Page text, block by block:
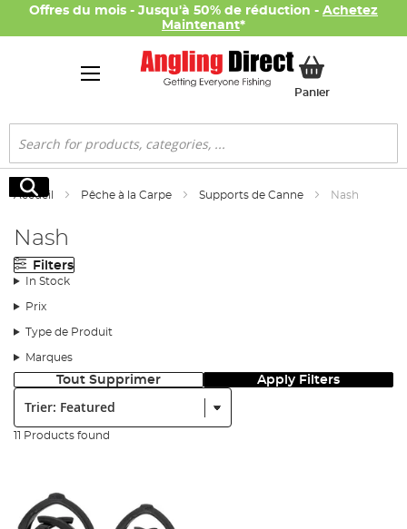
Offres du mois - Jusqu'à 50% de réduction - Achetez
Maintenant*
PanierMon panier
Rechercher
Rechercher
Accueil Pêche à la Carpe Supports de Canne Nash
Nash
Filters
In Stock
Prix
Type de Produit
Marques
Tout Supprimer Apply Filters
11 Products found